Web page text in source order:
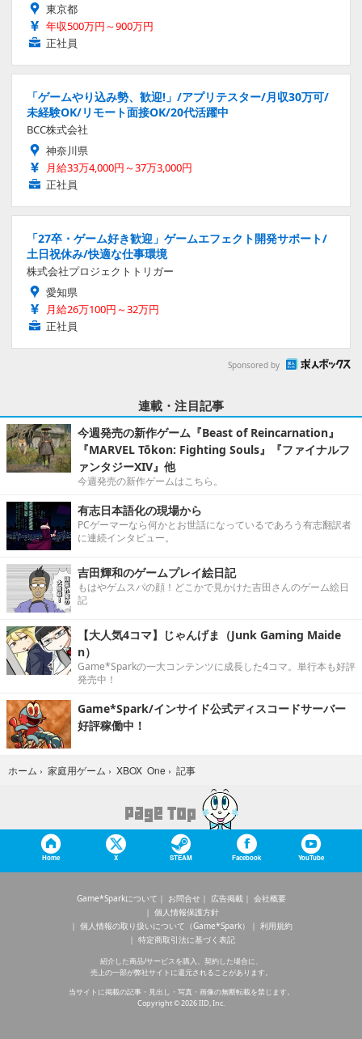
東京都
年収500万円～900万円
正社員
「ゲームやり込み勢、歓迎!」/アプリテスター/月収30万可/
未経験OK/リモート面接OK/20代活躍中
BCC株式会社
神奈川県
月給33万4,000円～37万3,000円
正社員
「27卒・ゲーム好き歓迎」ゲームエフェクト開発サポート/
土日祝休み/快適な仕事環境
株式会社プロジェクトトリガー
愛知県
月給26万100円～32万円
正社員
Sponsored by
連載・注目記事
今週発売の新作ゲーム『Beast of Reincarnation』
『MARVEL Tōkon: Fighting Souls』『ファイナルフ
ァンタジーXIV』他
今週発売の新作ゲームはこちら。
有志日本語化の現場から
PCゲーマーなら何かとお世話になっているであろう有志翻訳者
に連続インタビュー。
吉田輝和のゲームプレイ絵日記
もはやゲムスパの顔！どこかで見かけた吉田さんのゲーム絵日
記
【大人気4コマ】じゃんげま（Junk Gaming Maide
n）
Game*Sparkの一大コンテンツに成長した4コマ。単行本も好評
発売中！
Game*Spark/インサイド公式ディスコードサーバー
好評稼働中！
ホーム › 家庭用ゲーム › XBOX One › 記事
Home X STEAM Facebook YouTube
Game*Sparkについて お問合せ 広告掲載
会社概要
個人情報保護方針
個人情報の取り扱いについて（Game*Spark）
利用規約
特定商取引法に基づく表記
紹介した商品/サービスを購入、契約した場合に、
売上の一部が弊社サイトに還元されることがあります。
当サイトに掲載の記事・見出し・写真・画像の無断転載を禁じます。
Copyright © 2026 IID, Inc.